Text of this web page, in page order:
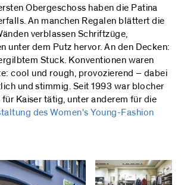
Obergeschoss haben die Patina
An manchen Regalen blättert die
verblassen Schriftzüge,
unter dem Putz hervor. An den Decken:
Stuck. Konventionen waren
cool und rough, provozierend – dabei
und stimmig. Seit 1993 war blocher
Kaiser tätig, unter anderem für die
des Women's Young-Fashion